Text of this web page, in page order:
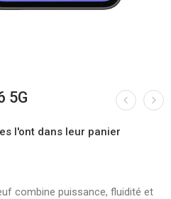
5G
l'ont dans leur panier
combine puissance, fluidité et